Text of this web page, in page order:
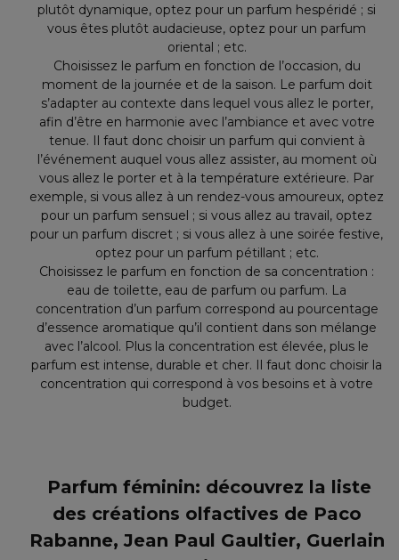
plutôt dynamique, optez pour un parfum hespéridé ; si
vous êtes plutôt audacieuse, optez pour un parfum
oriental ; etc.
Choisissez le parfum en fonction de l’occasion, du
moment de la journée et de la saison. Le parfum doit
s’adapter au contexte dans lequel vous allez le porter,
afin d’être en harmonie avec l’ambiance et avec votre
tenue. Il faut donc choisir un parfum qui convient à
l’événement auquel vous allez assister, au moment où
vous allez le porter et à la température extérieure. Par
exemple, si vous allez à un rendez-vous amoureux, optez
pour un parfum sensuel ; si vous allez au travail, optez
pour un parfum discret ; si vous allez à une soirée festive,
optez pour un parfum pétillant ; etc.
Choisissez le parfum en fonction de sa concentration :
eau de toilette, eau de parfum ou parfum. La
concentration d’un parfum correspond au pourcentage
d’essence aromatique qu’il contient dans son mélange
avec l’alcool. Plus la concentration est élevée, plus le
parfum est intense, durable et cher. Il faut donc choisir la
concentration qui correspond à vos besoins et à votre
budget.
Parfum féminin: découvrez la liste
des créations olfactives de Paco
Rabanne, Jean Paul Gaultier, Guerlain